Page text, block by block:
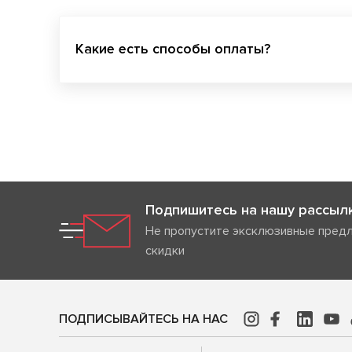
Какие есть способы оплаты?
Подпишитесь на нашу
Не пропустите эксклюзивные
скидки
ПОДПИСЫВАЙТЕСЬ НА НАС